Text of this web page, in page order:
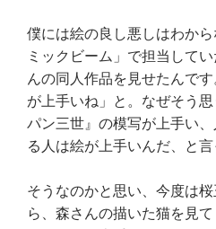
僕には絵の良し悪しはわか
ミックビーム」で担当して
んの同人作品を見せたんで
が上手いね」と。なぜそう
パン三世』の模写が上手い
る人は絵が上手いんだ、と言
そうなのかと思い、今度は
ら、森さんの描いた猫を見